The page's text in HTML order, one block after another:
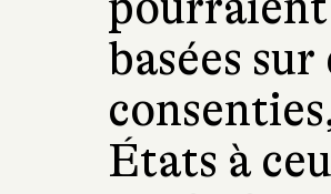
basées
États à